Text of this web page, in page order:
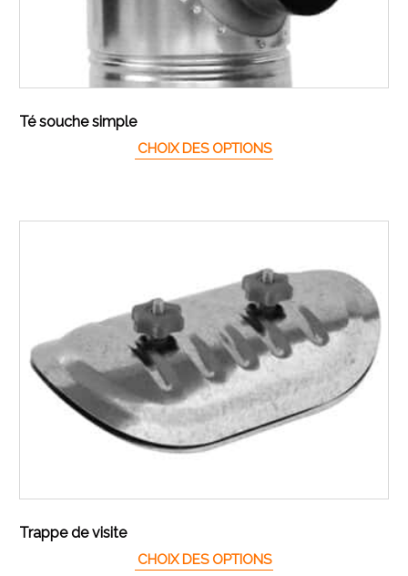
Té souche simple
CHOIX DES OPTIONS
Trappe de visite
CHOIX DES OPTIONS